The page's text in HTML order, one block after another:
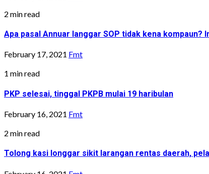
2 min read
Apa pasal Annuar langgar SOP tidak kena kompaun?
February 17, 2021 Fmt
1 min read
PKP selesai, tinggal PKPB mulai 19 haribulan
February 16, 2021 Fmt
2 min read
Tolong kasi longgar sikit larangan rentas daerah,